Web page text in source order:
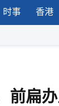
时事 香港
前扁